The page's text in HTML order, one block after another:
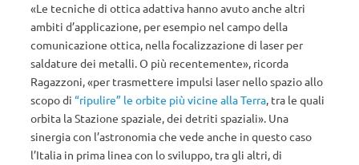
«Le tecniche di ottica adattiva hanno avuto anche altri
ambiti d’applicazione, per esempio nel campo della
comunicazione ottica, nella focalizzazione di laser per
saldature dei metalli. O più recentemente», ricorda
Ragazzoni, «per trasmettere impulsi laser nello spazio allo
scopo di “ripulire” le orbite più vicine alla Terra, tra le quali
orbita la Stazione spaziale, dei detriti spaziali». Una
sinergia con l’astronomia che vede anche in questo caso
l’Italia in prima linea con lo sviluppo, tra gli altri, di